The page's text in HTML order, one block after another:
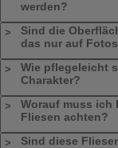
werden?
Sind die
das nur auf
Wie pflegeleicht
Charakter?
Worauf muss ich
Fliesen achten?
Sind diese